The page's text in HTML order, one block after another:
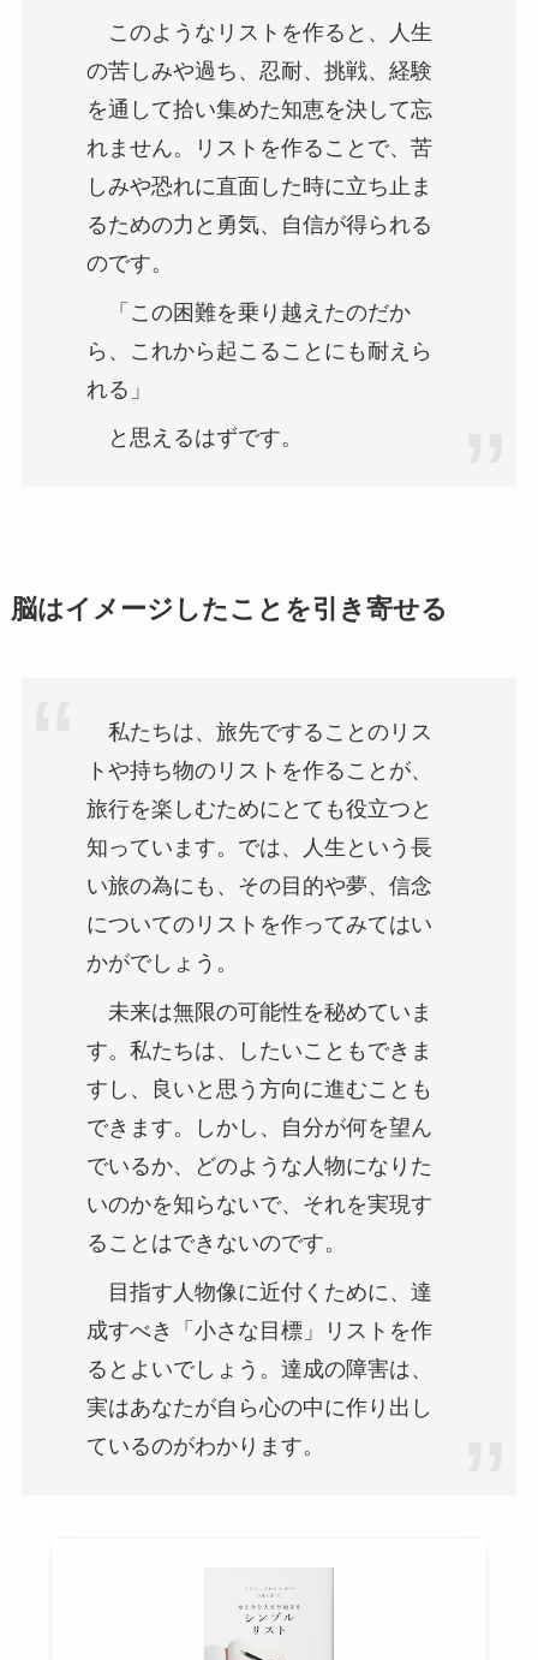
このようなリストを作ると、人生
の苦しみや過ち、忍耐、挑戦、経験
を通して拾い集めた知恵を決して忘
れません。リストを作ることで、苦
しみや恐れに直面した時に立ち止ま
るための力と勇気、自信が得られる
のです。
「この困難を乗り越えたのだか
ら、これから起こることにも耐えら
れる」
と思えるはずです。
脳はイメージしたことを引き寄せる
私たちは、旅先ですることのリス
トや持ち物のリストを作ることが、
旅行を楽しむためにとても役立つと
知っています。では、人生という長
い旅の為にも、その目的や夢、信念
についてのリストを作ってみてはい
かがでしょう。
未来は無限の可能性を秘めていま
す。私たちは、したいこともできま
すし、良いと思う方向に進むことも
できます。しかし、自分が何を望ん
でいるか、どのような人物になりた
いのかを知らないで、それを実現す
ることはできないのです。
目指す人物像に近付くために、達
成すべき「小さな目標」リストを作
るとよいでしょう。達成の障害は、
実はあなたが自ら心の中に作り出し
ているのがわかります。